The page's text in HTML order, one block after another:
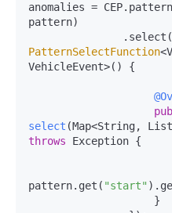
anomalies =
pattern)
               .select(
PatternSelectFunction
VehicleEvent>() {
select (Map<String,
throws Exception {
pattern.get( "start"